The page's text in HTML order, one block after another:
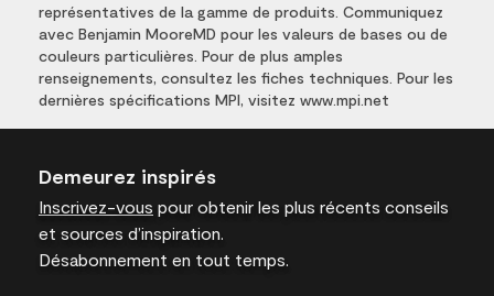
représentatives de la gamme de produits. Communiquez
avec Benjamin MooreMD pour les valeurs de bases ou de
couleurs particulières. Pour de plus amples
renseignements, consultez les fiches techniques. Pour les
dernières spécifications MPI, visitez www.mpi.net
Demeurez inspirés
Inscrivez-vous pour obtenir les plus récents conseils
et sources d’inspiration.
Désabonnement en tout temps.